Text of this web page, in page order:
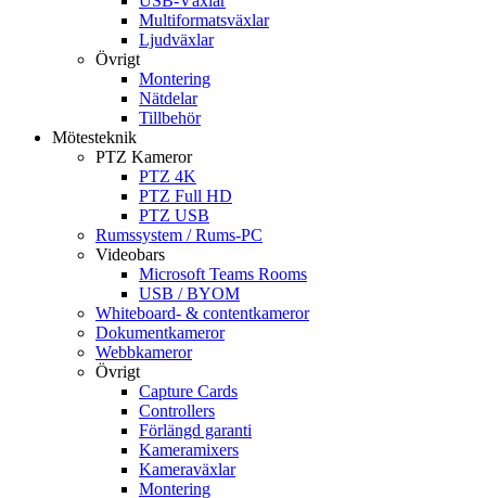
Multiformatsväxlar
Ljudväxlar
Övrigt
Montering
Nätdelar
Tillbehör
Mötesteknik
PTZ Kameror
PTZ 4K
PTZ Full HD
PTZ USB
Rumssystem / Rums-PC
Videobars
Microsoft Teams Rooms
USB / BYOM
Whiteboard- & contentkameror
Dokumentkameror
Webbkameror
Övrigt
Capture Cards
Controllers
Förlängd garanti
Kameramixers
Kameraväxlar
Montering